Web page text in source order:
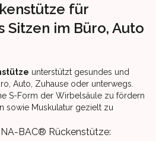
für
Sitzen im Büro, Auto
unterstützt gesundes und
Auto, Zuhause oder unterwegs.
S-Form der Wirbelsäule zu fördern
sowie Muskulatur gezielt zu
BAC® Rückenstütze: